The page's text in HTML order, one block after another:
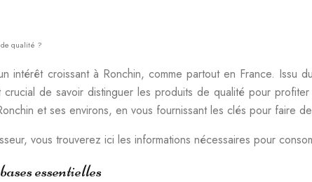
qualité ?
intérêt croissant à Ronchin, comme partout en France.
de savoir distinguer les produits de qualité pour
et ses environs, en vous fournissant les clés pour faire
vous trouverez ici les informations nécessaires pour
essentielles